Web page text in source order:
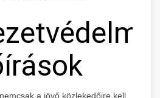
a jövő közlekedőire kell